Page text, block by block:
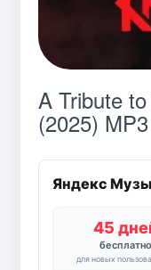
A Tribute
(2025)
Яндекс
45
бесплатно
для новых